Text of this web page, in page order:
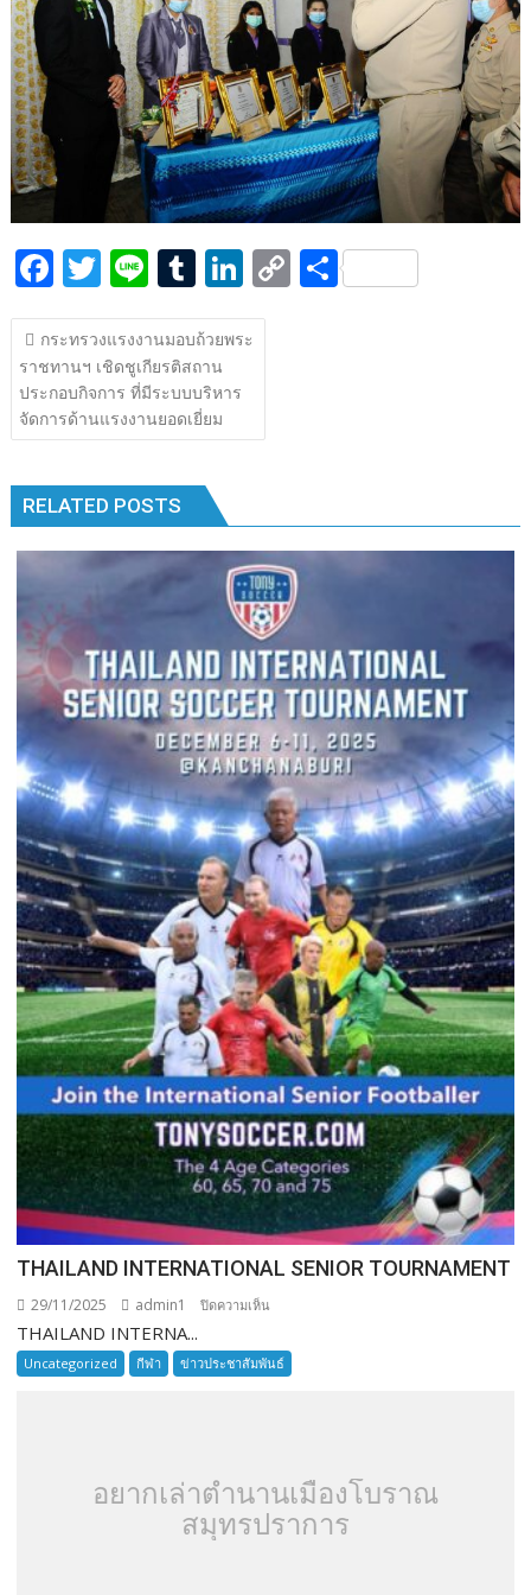
k
F
ac
e
b
o
o
k
T
w
itt
er
Li
n
e
T
u
m
bl
r
Li
n
k
n
C S
แนะแนว
เรื่อง
กระทรวงแรงงานมอบถ้วยพระ
ราชทานฯ เชิดชูเกียรติสถาน
ประกอบกิจการ ที่มีระบบบริหาร
จัดการด้านแรงงานยอดเยี่ยม
RELATED POSTS
THAILAND INTERNATIONAL SENIOR TOURNAMENT
29/11/2025 admin1 ปิดความเห็น
INTERNATIONAL
SENIOR
THAILAND INTERNA...
Uncategorized กีฬา ข่าวประชาสัมพันธ์
อยากเล่าตำนานเมืองโบราณ
สมุทรปราการ